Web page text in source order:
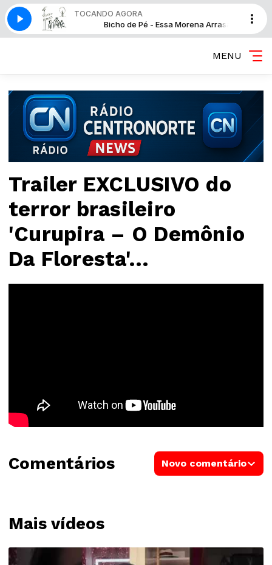
TOCANDO AGORA
Arrasa Bicho de Pé - Essa Morena Arrasa
MENU
Trailer EXCLUSIVO do
terror brasileiro
'Curupira – O Demônio
Da Floresta'...
Mais vídeos
Comentários Novo comentário